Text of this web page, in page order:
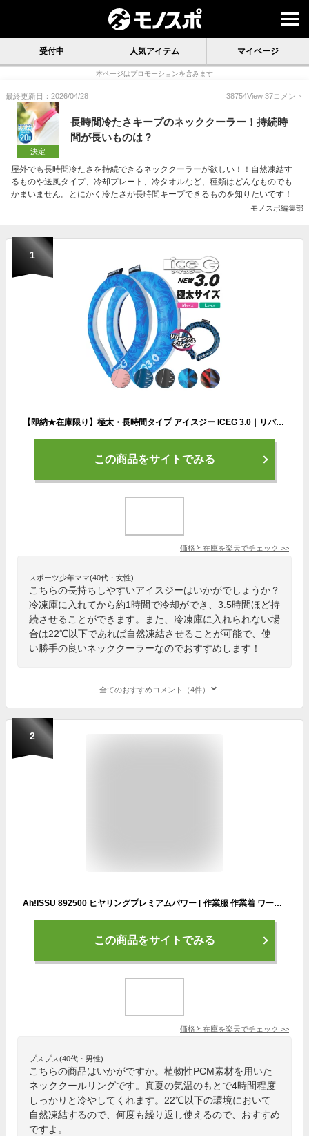
受付中 人気アイテム マイページ
本ページはプロモーションを含みます
最終更新日：2026/04/28 38754View 37コメント
決定
長時間冷たさキープのネッククーラー！持続時
間が長いものは？
屋外でも長時間冷たさを持続できるネッククーラーが欲しい！！自然凍結す
るものや送風タイプ、冷却プレート、冷タオルなど、種類はどんなものでも
かまいません。とにかく冷たさが長時間キープできるものを知りたいです！
モノスポ編集部
1
【即納★在庫限り】極太・長時間タイプ アイスジー ICEG 3.0｜リバーシブルデザイン 首元冷却 ネッククーラー 山真製鋸 アイスG 極太サイズ 長持ち 外出 アウトドア 熱中症対策 クールリング アイスリング 首掛け【メール便送料無料】【DM】
この商品をサイトでみる
価格と在庫を楽天でチェック >>
スポーツ少年ママ(40代・女性)
こちらの長持ちしやすいアイスジーはいかがでしょうか？
冷凍庫に入れてから約1時間で冷却ができ、3.5時間ほど持
続させることができます。また、冷凍庫に入れられない場
合は22℃以下であれば自然凍結させることが可能で、使
い勝手の良いネッククーラーなのでおすすめします！
全てのおすすめコメント（4件）
2
Ah!ISSU 892500 ヒヤリングプレミアムパワー [ 作業服 作業着 ワークウェア ネッククーラー 熱中症対策 涼しい 節電 猛暑対策 暑さ対策 メンズ 男性 中産 CHUSAN シーズクラブ ]
この商品をサイトでみる
価格と在庫を楽天でチェック >>
プスプス(40代・男性)
こちらの商品はいかがですか。植物性PCM素材を用いた
ネッククールリングです。真夏の気温のもとで4時間程度
しっかりと冷やしてくれます。22℃以下の環境において
自然凍結するので、何度も繰り返し使えるので、おすすめ
ですよ。